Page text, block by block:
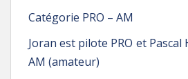
Catégorie PRO – AM
Joran est pilote PRO et Pascal
AM (amateur)